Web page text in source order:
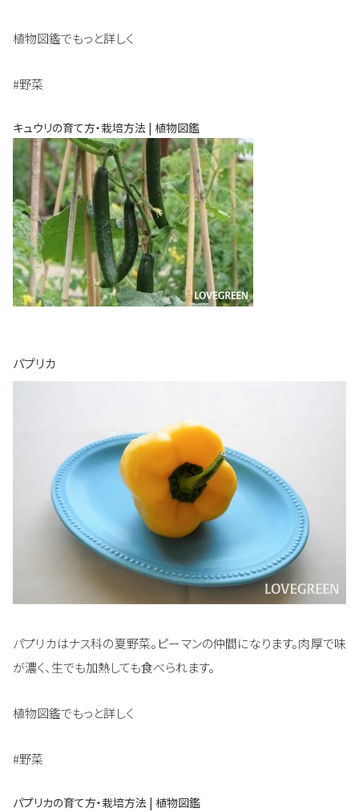
植物図鑑でもっと詳しく
#野菜
キュウリの育て方・栽培方法 | 植物図鑑
パプリカ
パプリカはナス科の夏野菜。ピーマンの仲間になります。肉厚で味
が濃く、生でも加熱しても食べられます。
植物図鑑でもっと詳しく
#野菜
パプリカの育て方・栽培方法 | 植物図鑑